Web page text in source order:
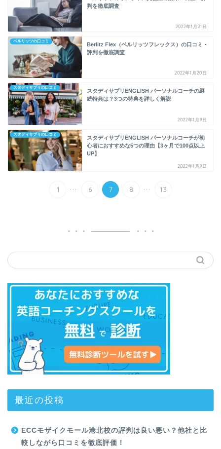
判を徹底調査
2022年1月21日
ベルリッツの口コミ
Berlitz Flex（ベルリッツフレックス）の口コミ・
評判を徹底調査
2022年1月20日
スタディサプリの口コミ
スタディサプリENGLISH パーソナルコーチの継
続特典は？3つの特典を詳しく解説
2022年1月9日
スタディサプリの口コミ
スタディサプリENGLISH パーソナルコーチが初
心者におすすめな5つの理由【3ヶ月で100点以上
UP】
2022年1月9日
1 ... 6 7 8 ... 13
最近の投稿
ECCモザイクモール港北校の評判は良い悪い？他社と比
較しながら口コミを徹底評価！